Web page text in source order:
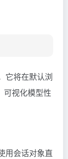
它将在默认浏
可视化模型性
用会话对象直